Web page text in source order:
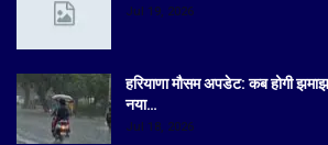
Jul 19, 2026
हरियाणा मौसम अपडेट: कब होगी
नया…
Jul 18, 2026